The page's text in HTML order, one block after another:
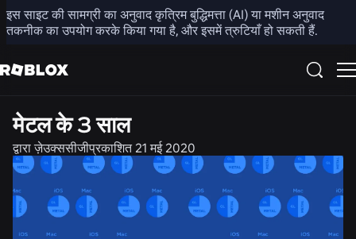
इस साइट की सामग्री का अनुवाद कृत्रिम बुद्धिमत्ता (AI) या मशीन अनुवाद
तकनीक का उपयोग करके किया गया है, और इसमें त्रुटियाँ हो सकती हैं.
साझा करें
अभियांत्रिकी
मेटल के 3 साल
द्वारा ज़ेउक्ससीजीप्रकाशित 21 मई 2020